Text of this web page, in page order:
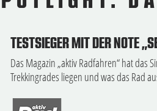
TESTSIEGER MIT DER NOTE
Das Magazin „aktiv Radfahren“ hat das
Trekkingrades liegen und was das Rad